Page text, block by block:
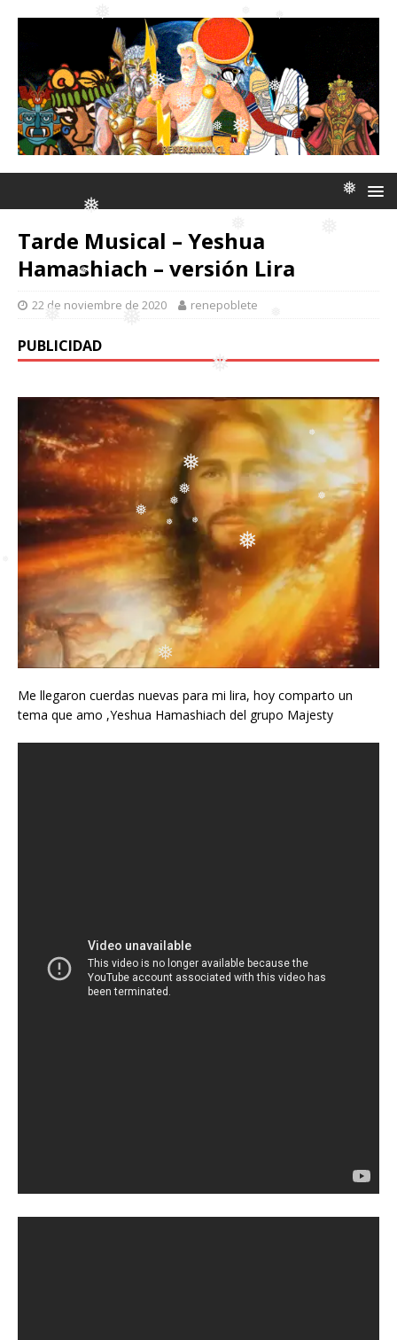
❅
❅
❅ ❅
❅
❅
❅
❅
❅
❅
❅
❅
❅
❅
❅
❅
❅
❅
❅
❅
❅
Tarde Musical – Yeshua
Hamashiach – versión Lira
22 de noviembre de 2020 renepoblete
PUBLICIDAD
Me llegaron cuerdas nuevas para mi lira, hoy comparto un
tema que amo ,Yeshua Hamashiach del grupo Majesty